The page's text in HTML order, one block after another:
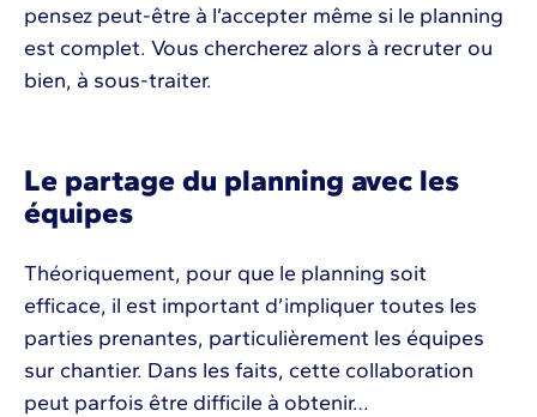
pensez peut-être à l’accepter même si le planning
est complet. Vous chercherez alors à recruter ou
bien, à sous-traiter.
Le partage du planning avec les
équipes
Théoriquement, pour que le planning soit
efficace, il est important d’impliquer toutes les
parties prenantes, particulièrement les équipes
sur chantier. Dans les faits, cette collaboration
peut parfois être difficile à obtenir…